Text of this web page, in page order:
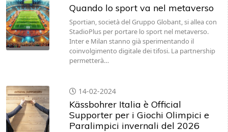
Quando lo sport va nel metaverso
Sportian, società del Gruppo Globant, si allea con
StadioPlus per portare lo sport nel metaverso.
Inter e Milan stanno già sperimentando il
coinvolgimento digitale dei tifosi. La partnership
permetterà…
14-02-2024
Kässbohrer Italia è Official
Supporter per i Giochi Olimpici e
Paralimpici invernali del 2026